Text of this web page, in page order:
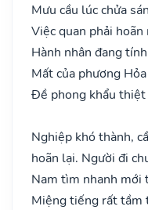
Mưu cầu lúc chửa
Việc quan phải hoãn
Hành nhân đang
Mất của phương
Đề phong khẩu
Nghiệp khó thành,
hoãn lại. Người đi
Nam tìm nhanh mới
Miệng tiếng rất tầm